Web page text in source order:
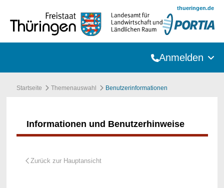
thueringen.de
Anmelden
Startseite Themenauswahl Benutzerinformationen
Informationen und Benutzerhinweise